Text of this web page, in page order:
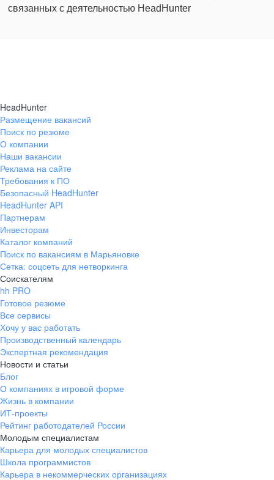
связанных с деятельностью HeadHunter
HeadHunter
Размещение вакансий
Поиск по резюме
О компании
Наши вакансии
Реклама на сайте
Требования к ПО
Безопасный HeadHunter
HeadHunter API
Партнерам
Инвесторам
Каталог компаний
Поиск по вакансиям в Марьяновке
Сетка: соцсеть для нетворкинга
Соискателям
hh PRO
Готовое резюме
Все сервисы
Хочу у вас работать
Производственный календарь
Экспертная рекомендация
Новости и статьи
Блог
О компаниях в игровой форме
Жизнь в компании
ИТ-проекты
Рейтинг работодателей России
Молодым специалистам
Карьера для молодых специалистов
Школа программистов
Карьера в некоммерческих организациях